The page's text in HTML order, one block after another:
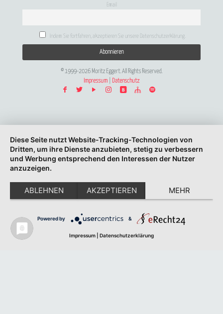
Email
Indem Sie fortfahren, akzeptieren Sie unsere Datenschutzerklärung.
© 1999-2026 Moritz Eggert. All Rights Reserved.
Impressum
Datenschutz
Diese Seite nutzt Website-Tracking-Technologien von
Dritten, um ihre Dienste anzubieten, stetig zu verbessern
und Werbung entsprechend den Interessen der Nutzer
anzuzeigen.
ABLEHNEN AKZEPTIEREN MEHR
Powered by &
Impressum Datenschutzerklärung